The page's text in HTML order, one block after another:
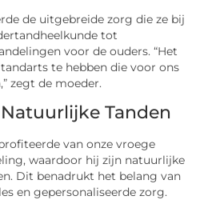
de uitgebreide zorg die ze bij
tot
voor de ouders. “Het
te hebben die voor ons
zegt de moeder.
Tanden
van onze vroege
waardoor hij zijn natuurlijke
Dit benadrukt het belang van
en gepersonaliseerde zorg.